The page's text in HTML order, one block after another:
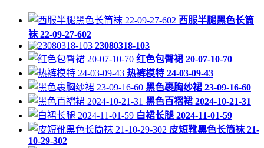
西服半腿黑色长筒
袜 22-09-27-602
23080318-103
红色包臀裙 20-07-10-70
热裤模特 24-03-09-43
黑色裹胸纱裙 23-09-16-60
黑色百褶裙 2024-10-21-31
白裙长腿 2024-11-01-59
皮短靴黑色长筒袜 21-
10-29-302